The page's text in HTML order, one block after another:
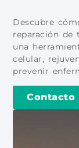
Descubre
reparación de
una
celular,
prevenir
Contacto